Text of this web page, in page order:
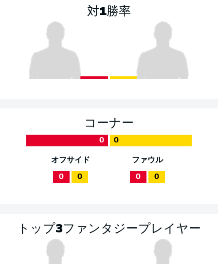
対1勝率
コーナー
0 0
オフサイド
0 0
ファウル
0 0
トップ3ファンタジープレイヤー